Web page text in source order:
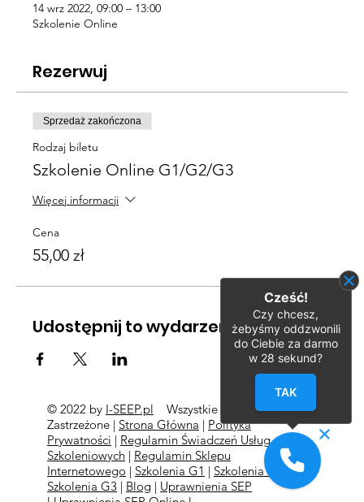
14 wrz 2022, 09:00 – 13:00
Szkolenie Online
Rezerwuj
Sprzedaż zakończona
Rodzaj biletu
Szkolenie Online G1/G2/G3
Więcej informacji
Cena
55,00 zł
Udostępnij to wydarzenie
© 2022 by I-SEEP.pl
Wszystkie Prawa
Zastrzeżone | Strona Główna | Polityka
Prywatności | Regulamin Świadczeń Usług
Szkoleniowych| Regulamin Sklepu
Internetowego | Szkolenia G1 | Szkolenia G2
l
Szkolenia G3 | Blog| Uprawnienia SEP
Cześć!
Czy chcesz,
żebyśmy oddzwonili
do Ciebie za darmo
w 28 sekund?
TAK